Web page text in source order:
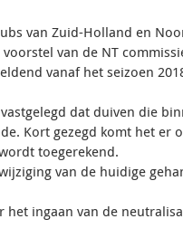
van Zuid-Holland en
van de NT
vanaf het seizoen
dat duiven die
Kort gezegd komt het
toegerekend.
van de huidige
ingaan van de